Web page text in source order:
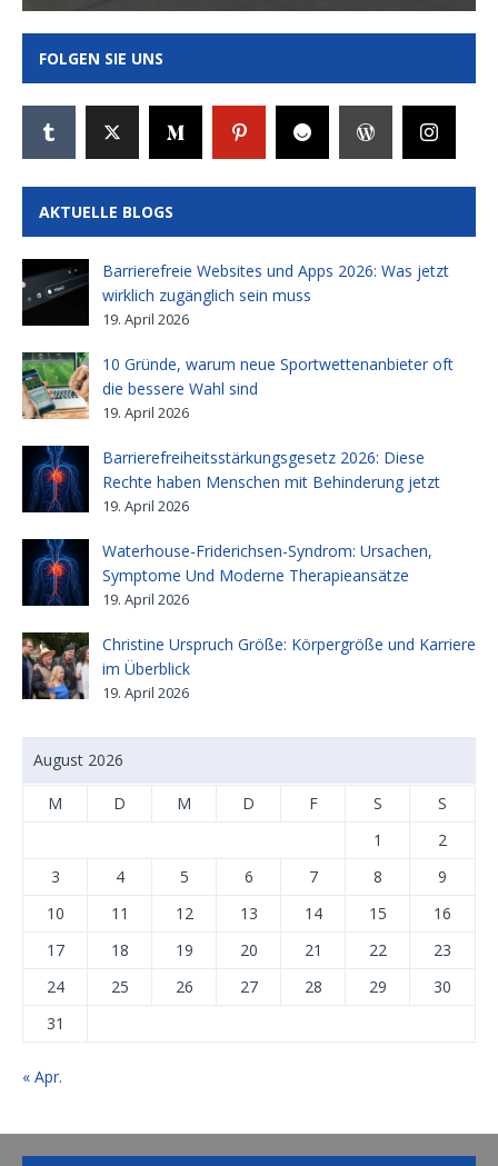
FOLGEN SIE UNS
AKTUELLE BLOGS
Barrierefreie Websites und Apps 2026: Was jetzt
wirklich zugänglich sein muss
19. April 2026
10 Gründe, warum neue Sportwettenanbieter oft
die bessere Wahl sind
19. April 2026
Barrierefreiheitsstärkungsgesetz 2026: Diese
Rechte haben Menschen mit Behinderung jetzt
19. April 2026
Waterhouse-Friderichsen-Syndrom: Ursachen,
Symptome Und Moderne Therapieansätze
19. April 2026
Christine Urspruch Größe: Körpergröße und Karriere
im Überblick
19. April 2026
August 2026
M D M D F S
S
1
2
3
4 5 6 7 8
9
10
11 12 13 14 15
16
17
18 19 20 21 22
23
24
25 26 27 28 29
30
31
« Apr.